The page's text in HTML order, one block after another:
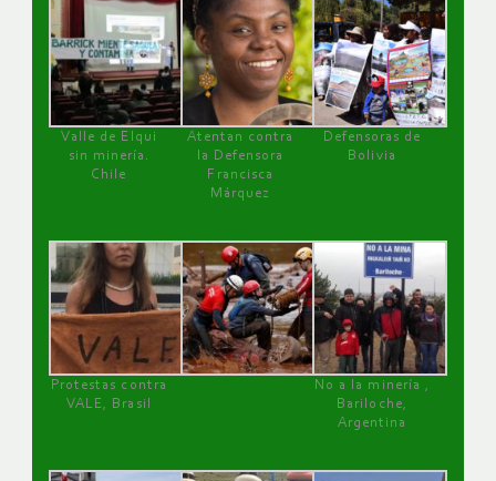
Valle de Elqui
sin minería.
Chile
Atentan contra
la Defensora
Francisca
Márquez
Defensoras de
Bolivia
Protestas contra
VALE, Brasil
No a la minería ,
Bariloche,
Argentina